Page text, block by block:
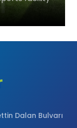
Dalan Bulvarı